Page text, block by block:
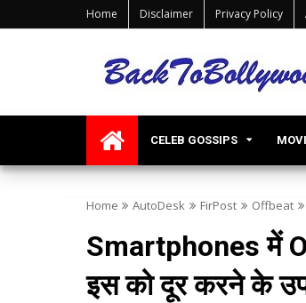
Home Disclaimer Privacy Policy
CELEB GOSSIPS
Home AutoDesk FirPost Offbeat
Smartphones में
इस को दूर करने के